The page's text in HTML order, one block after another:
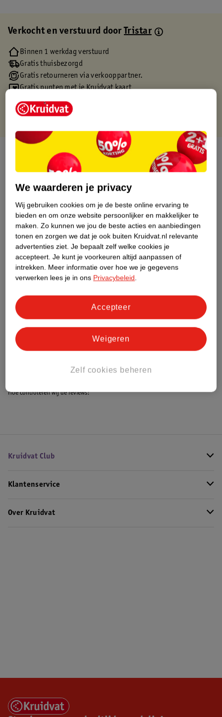
Verkocht en verstuurd doorTristar
Binnen 1 werkdag verstuurd
Gratis thuisbezorgd
Gratis retourneren via verkooppartner.
Gratis punten met je Kruidvat kaart
Over dit product
Productinformatie
Etiketinformatie
Nature Impact Score
Dit product heeft (nog) geen Nature
Impact Score.
Meer informatie
Bestel & Bezorginformatie
Bekijk ook
Hoe controleren wij de reviews?
Kruidvat Club
Klantenservice
Over Kruidvat
We waarderen je privacy
Wij gebruiken cookies om je de beste online ervaring te
bieden en om onze website persoonlijker en makkelijker te
maken. Zo kunnen we jou de beste acties en aanbiedingen
tonen en zorgen we dat je ook buiten Kruidvat.nl relevante
advertenties ziet. Je bepaalt zelf welke cookies je
accepteert. Je kunt je voorkeuren altijd aanpassen of
intrekken. Meer informatie over hoe we je gegevens
verwerken lees je in ons Privacybeleid.
Zelf cookies beheren
Weigeren
Accepteer